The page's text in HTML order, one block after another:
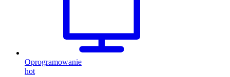
Oprogramowanie
hot